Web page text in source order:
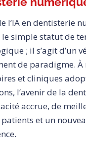
l’IA en dentisterie
le simple statut de
; il s’agit d’un
de paradigme. À
et cliniques
l’avenir de la
accrue, de
et un